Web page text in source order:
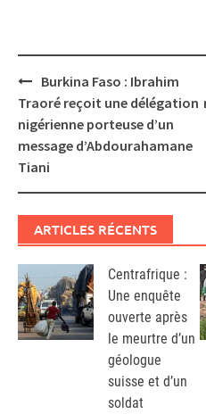
Post
navigation
Burkina Faso : Ibrahim
Traoré reçoit une délégation
nigérienne porteuse d’un
message d’Abdourahamane
Tiani
ARTICLES RÉCENTS
Centrafrique :
Une enquête
ouverte après
le meurtre d’un
géologue
suisse et d’un
soldat